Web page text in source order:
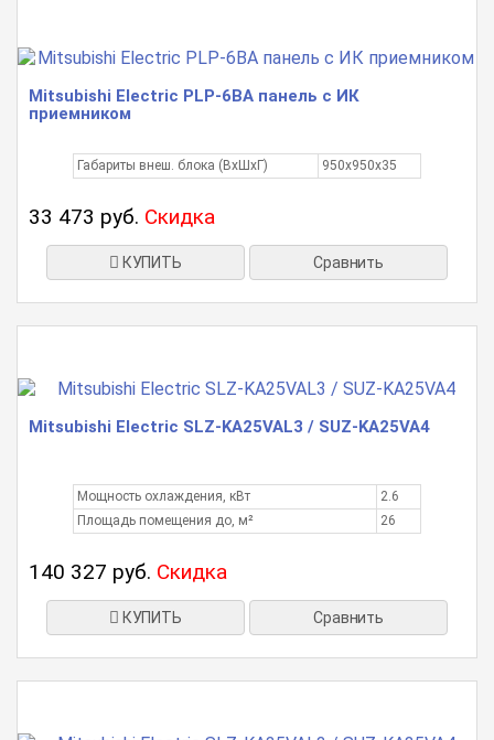
Mitsubishi Electric PLP-6BA панель с ИК
приемником
Габариты внеш. блока (ВxШxГ) 950х950х35
33 473 руб. Скидка
КУПИТЬ Сравнить
Mitsubishi Electric SLZ-KA25VAL3 / SUZ-KA25VA4
Мощность охлаждения, кВт
2.6
Площадь помещения до, м²
26
140 327 руб. Скидка
КУПИТЬ Сравнить